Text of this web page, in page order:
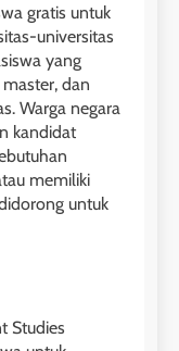
IELTS
Online
gratis untuk
universitas
yang
dan
Warga negara
kandidat
memiliki
untuk
Studies